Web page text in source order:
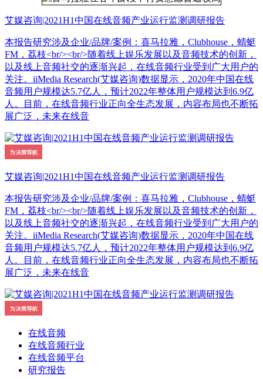
艾媒咨询|2021H1中国在线音频产业运行监测调研报告
本报告研究涉及企业/品牌/案例：喜马拉雅，Clubhouse，蜻蜓
FM，荔枝<br/><br/>随着线上娱乐发展以及音频技术的创新，
以及线上音频社交的逐渐兴起，在线音频行业受到广大用户的
关注。iiMedia Research(艾媒咨询)数据显示，2020年中国在线
音频用户规模达5.7亿人，预计2022年整体用户规模达到6.9亿
人。目前，在线音频行业正向全生态发展，内容布局也不断拓
展广泛，未来在线音
艾媒咨询|2021H1中国在线音频产业运行监测调研报告
本报告研究涉及企业/品牌/案例：喜马拉雅，Clubhouse，蜻蜓
FM，荔枝<br/><br/>随着线上娱乐发展以及音频技术的创新，
以及线上音频社交的逐渐兴起，在线音频行业受到广大用户的
关注。iiMedia Research(艾媒咨询)数据显示，2020年中国在线
音频用户规模达5.7亿人，预计2022年整体用户规模达到6.9亿
人。目前，在线音频行业正向全生态发展，内容布局也不断拓
展广泛，未来在线音
在线音频
在线音频行业
在线音频平台
研究报告